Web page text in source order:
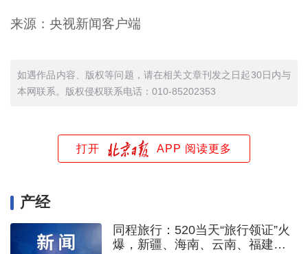
来源：央视新闻客户端
如遇作品内容、版权等问题，请在相关文章刊发之日起30日内与
本网联系。版权侵权联系电话：010-85202353
打开 APP 阅读更多
产经
同程旅行：520当天“旅行领证”火
爆，新疆、海南、云南、福建、